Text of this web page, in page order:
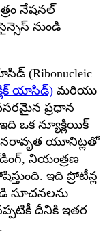
నేషనల్
నుండి
(Ribonucleic
యాసిడ్) మరియు
ప్రధాన
ఒక న్యూక్లియిక్
యూనిట్లతో
నియంత్రణ
ఇది ప్రోటీన్ల
సూచనలను
దీనికి ఇతర